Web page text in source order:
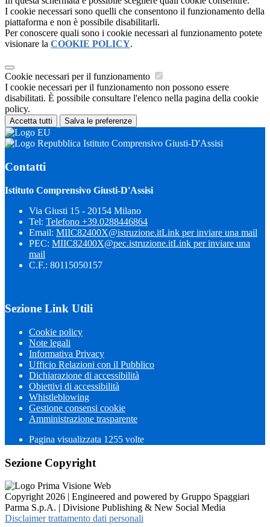
I cookie necessari sono quelli che consentono il funzionamento della
piattaforma e non è possibile disabilitarli.
Per conoscere quali sono i cookie necessari al funzionamento potete
visionare la COOKIE POLICY.
Cookie necessari per il funzionamento
I cookie necessari per il funzionamento non possono essere
disabilitati. È possibile consultare l'elenco nella pagina della cookie
policy.
Accetta tutti Salva le preferenze
Istituto Comprensivo Giusti-D'Assisi
Contatti
Istituto Comprensivo Giusti-D'Assisi
Via Giusti 15 - 20154 Milano
Tel: Telefono +39.0288446864
Email: MIIC82400X@istruzione.itLink per inviare una mail
PEC: MIIC82400X@pec.istruzione.itLink per inviare una
mail
C.F.: 80115050157
Sezione Link Utili
Cookie policy
Note legali
Informativa Privacy
Ufficio Relazioni con il Pubblico
Dichiarazione di accessibilità
Obiettivi di accessibilità
Whistleblowing
Gestione consensi cookie
Amministrazione trasparente
Pagina visualizzata 1255 volte
Sezione Copyright
Copyright 2026 | Engineered and powered by Gruppo Spaggiari
Parma S.p.A. | Divisione Publishing & New Social Media
Disclaimer trattamento dati personali